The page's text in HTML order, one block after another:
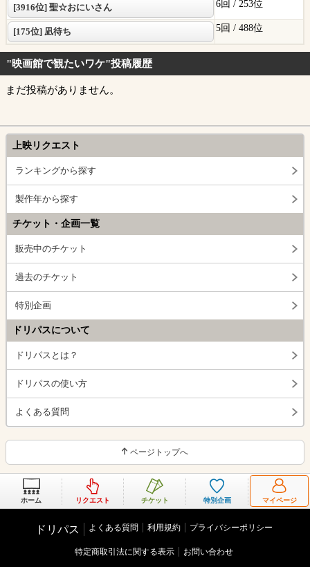
[3916位] 聖☆おにいさん 6回 / 253位
[175位] 凪待ち 5回 / 488位
"映画館で観たいワケ"投稿履歴
まだ投稿がありません。
上映リクエスト
ランキングから探す
製作年から探す
チケット・企画一覧
販売中のチケット
過去のチケット
特別企画
ドリパスについて
ドリパスとは？
ドリパスの使い方
よくある質問
ページトップへ
ホーム リクエスト チケット 特別企画 マイページ
ドリパス よくある質問 利用規約 プライバシーポリシー
特定商取引法に関する表示 お問い合わせ